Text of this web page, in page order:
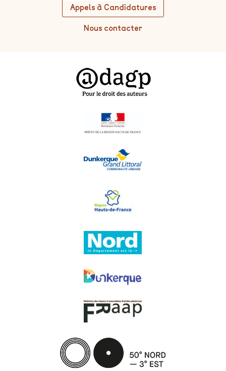
Appels à Candidatures
Nous contacter